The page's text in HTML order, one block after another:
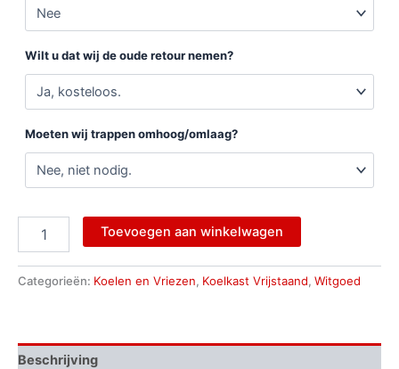
Wilt u dat wij de oude retour nemen?
Moeten wij trappen omhoog/omlaag?
Toevoegen aan winkelwagen
Categorieën: Koelen en Vriezen, Koelkast Vrijstaand, Witgoed
Beschrijving